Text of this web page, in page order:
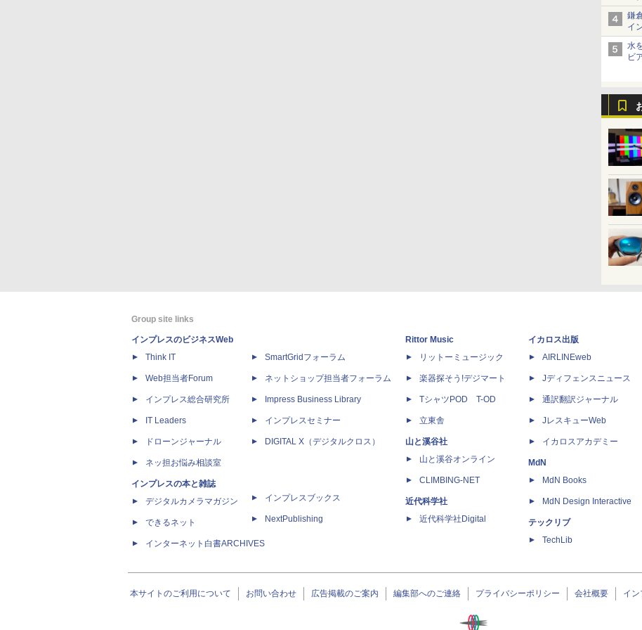
と
鎌
イ
水
ビ
Group site links
インプレスのビジネスWeb
Think IT
Web担当者Forum
インプレス総合研究所
IT Leaders
ドローンジャーナル
ネッ担お悩み相談室
インプレスの本と雑誌
デジタルカメラマガジン
できるネット
インターネット白書ARCHIVES
SmartGridフォーラム
ネットショップ担当者フォーラム
Impress Business Library
インプレスセミナー
DIGITAL X（デジタルクロス）
インプレスブックス
NextPublishing
Rittor Music
リットーミュージック
楽器探そう!デジマート
TシャツPOD T-OD
立東舎
山と溪谷社
山と溪谷オンライン
CLIMBING-NET
近代科学社
近代科学社Digital
イカロス出版
AIRLINEweb
Jディフェンスニュース
通訳翻訳ジャーナル
JレスキューWeb
イカロスアカデミー
MdN
MdN Books
MdN Design Interactive
テックリブ
TechLib
本サイトのご利用について お問い合わせ 広告掲載のご案内 編集部へのご連絡 プライバシーポリシー 会社概要 イ